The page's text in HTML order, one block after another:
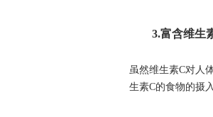
3.富含维生素
虽然维生素C对人
生素C的食物的摄入